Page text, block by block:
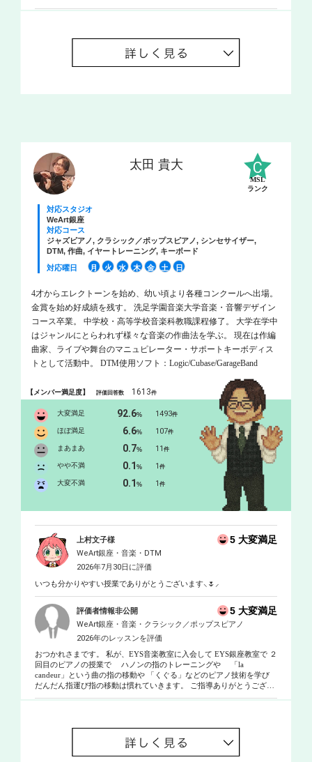
太田 貴大
MSL
ランク
対応スタジオ
WeArt銀座
対応コース
ジャズピアノ, クラシック／ポップスピアノ, シンセサイザー,
DTM, 作曲, イヤートレーニング, キーボード
対応曜日
月 火 水 木 金 土 日
4才からエレクトーンを始め、幼い頃より各種コンクールへ出場。
金賞を始め好成績を残す。 洗足学園音楽大学音楽・音響デザイン
コース卒業。 中学校・高等学校音楽科教職課程修了。 大学在学中
はジャンルにとらわれず様々な音楽の作曲法を学ぶ。 現在は作編
曲家、ライブや舞台のマニュピレーター・サポートキーボディス
トとして活動中。 DTM使用ソフト：Logic/Cubase/GarageBand
【メンバー満足度】評価回答数 1613件
大変満足 92.6% 1493件
ほぼ満足 6.6% 107件
まあまあ 0.7% 11件
やや不満 0.1% 1件
大変不満 0.1% 1件
上村文子様 5 大変満足
WeArt銀座・音楽・DTM
2026年7月30日に評価
いつも分かりやすい授業でありがとうございます⸜🌷︎⸝‍
評価者情報非公開 5 大変満足
WeArt銀座・音楽・クラシック／ポップスピアノ
2026年のレッスンを評価
おつかれさまです。 私が、EYS音楽教室に入会して EYS銀座教室で ２
回目のピアノの授業で ハノンの指のトレーニングや 「la
candeur」という曲の指の移動や 「くぐる」などのピアノ技術を学び
だんだん指運び指の移動は慣れていきます。 ご指導ありがとうござい